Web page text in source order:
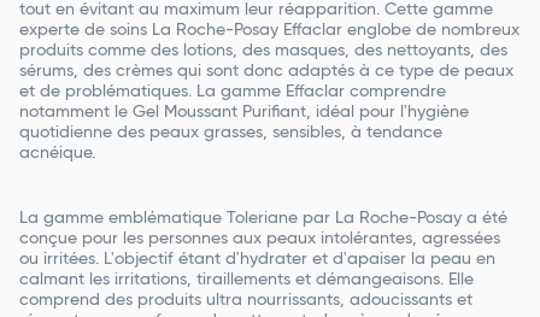
tout en évitant au maximum leur réapparition. Cette gamme
experte de soins La Roche-Posay Effaclar englobe de nombreux
produits comme des lotions, des masques, des nettoyants, des
sérums, des crèmes qui sont donc adaptés à ce type de peaux
et de problématiques. La gamme Effaclar comprendre
notamment le Gel Moussant Purifiant, idéal pour l'hygiène
quotidienne des peaux grasses, sensibles, à tendance
acnéique.
La gamme emblématique Toleriane par La Roche-Posay a été
conçue pour les personnes aux peaux intolérantes, agressées
ou irritées. L'objectif étant d'hydrater et d'apaiser la peau en
calmant les irritations, tiraillements et démangeaisons. Elle
comprend des produits ultra nourrissants, adoucissants et